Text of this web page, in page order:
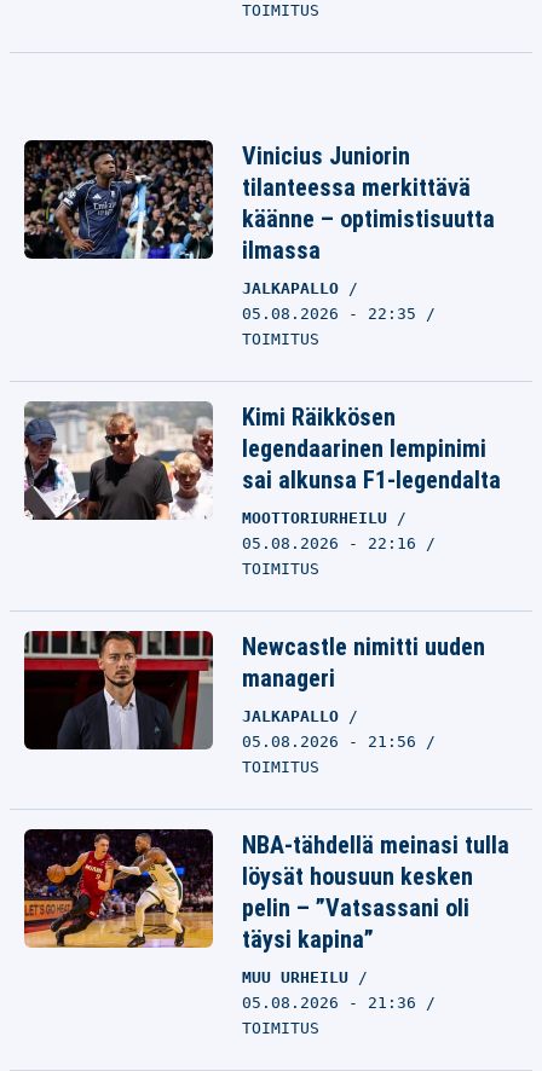
TOIMITUS
Vinicius Juniorin
tilanteessa merkittävä
käänne – optimistisuutta
ilmassa
JALKAPALLO
05.08.2026 - 22:35
TOIMITUS
Kimi Räikkösen
legendaarinen lempinimi
sai alkunsa F1-legendalta
MOOTTORIURHEILU
05.08.2026 - 22:16
TOIMITUS
Newcastle nimitti uuden
manageri
JALKAPALLO
05.08.2026 - 21:56
TOIMITUS
NBA-tähdellä meinasi tulla
löysät housuun kesken
pelin – ”Vatsassani oli
täysi kapina”
MUU URHEILU
05.08.2026 - 21:36
TOIMITUS